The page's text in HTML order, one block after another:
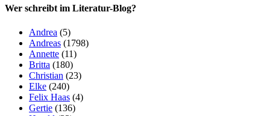
Wer schreibt im Literatur-Blog?
Andrea (5)
Andreas (1798)
Annette (11)
Britta (180)
Christian (23)
Elke (240)
Felix Haas (4)
Gertie (136)